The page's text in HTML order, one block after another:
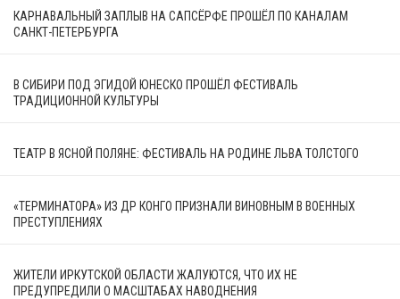
КАРНАВАЛЬНЫЙ ЗАПЛЫВ НА САПСЁРФЕ ПРОШЁЛ ПО КАНАЛАМ
САНКТ-ПЕТЕРБУРГА
В СИБИРИ ПОД ЭГИДОЙ ЮНЕСКО ПРОШЁЛ ФЕСТИВАЛЬ
ТРАДИЦИОННОЙ КУЛЬТУРЫ
ТЕАТР В ЯСНОЙ ПОЛЯНЕ: ФЕСТИВАЛЬ НА РОДИНЕ ЛЬВА ТОЛСТОГО
«ТЕРМИНАТОРА» ИЗ ДР КОНГО ПРИЗНАЛИ ВИНОВНЫМ В ВОЕННЫХ
ПРЕСТУПЛЕНИЯХ
ЖИТЕЛИ ИРКУТСКОЙ ОБЛАСТИ ЖАЛУЮТСЯ, ЧТО ИХ НЕ
ПРЕДУПРЕДИЛИ О МАСШТАБАХ НАВОДНЕНИЯ